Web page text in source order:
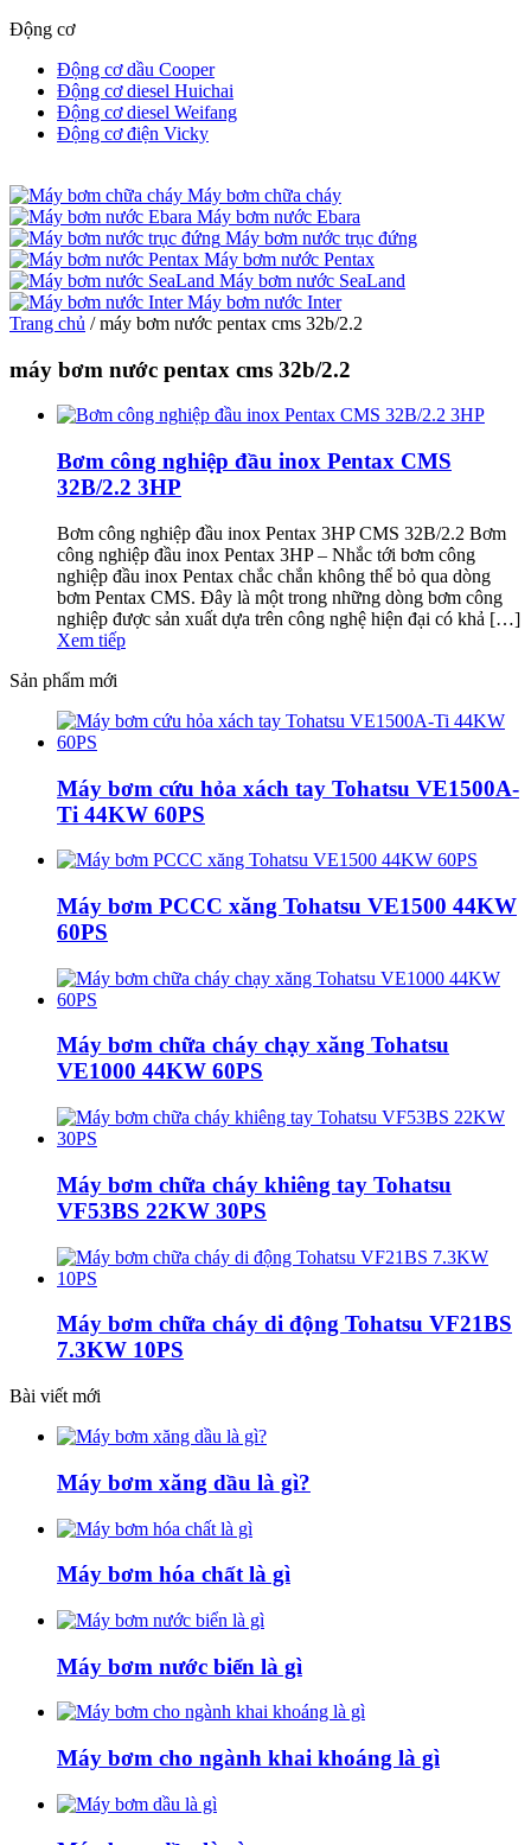
Động cơ
Động cơ dầu Cooper
Động cơ diesel Huichai
Động cơ diesel Weifang
Động cơ điện Vicky
Máy bơm chữa cháy
Máy bơm nước Ebara
Máy bơm nước trục đứng
Máy bơm nước Pentax
Máy bơm nước SeaLand
Máy bơm nước Inter
Trang chủ /máy bơm nước pentax cms 32b/2.2
máy bơm nước pentax cms 32b/2.2
Bơm công nghiệp đầu inox Pentax CMS
32B/2.2 3HP
Bơm công nghiệp đầu inox Pentax 3HP CMS 32B/2.2 Bơm
công nghiệp đầu inox Pentax 3HP – Nhắc tới bơm công
nghiệp đầu inox Pentax chắc chắn không thể bỏ qua dòng
bơm Pentax CMS. Đây là một trong những dòng bơm công
nghiệp được sản xuất dựa trên công nghệ hiện đại có khả […]
Xem tiếp
Sản phẩm mới
Máy bơm cứu hỏa xách tay Tohatsu VE1500A-
Ti 44KW 60PS
Máy bơm PCCC xăng Tohatsu VE1500 44KW
60PS
Máy bơm chữa cháy chạy xăng Tohatsu
VE1000 44KW 60PS
Máy bơm chữa cháy khiêng tay Tohatsu
VF53BS 22KW 30PS
Máy bơm chữa cháy di động Tohatsu VF21BS
7.3KW 10PS
Bài viết mới
Máy bơm xăng dầu là gì?
Máy bơm hóa chất là gì
Máy bơm nước biển là gì
Máy bơm cho ngành khai khoáng là gì